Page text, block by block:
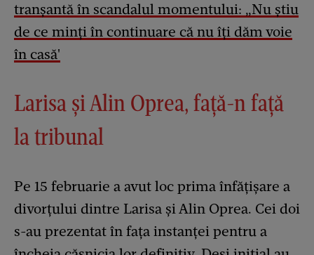
tranșantă în scandalul momentului: „Nu știu
de ce minți în continuare că nu îți dăm voie
în casă'
Larisa și Alin Oprea, față-n față
la tribunal
Pe 15 februarie a avut loc prima înfățișare a
divorțului dintre Larisa și Alin Oprea. Cei doi
s-au prezentat în fața instanței pentru a